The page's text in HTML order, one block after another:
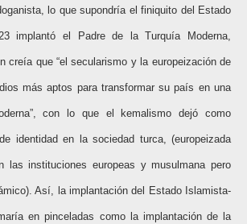
lo que supondría el finiquito del Estado
implantó el Padre de la Turquía Moderna,
creía que “el secularismo y la europeización de
más aptos para transformar su país en una
con lo que el kemalismo dejó como
identidad en la sociedad turca, (europeizada
las instituciones europeas y musulmana pero
Así, la implantación del Estado Islamista-
en pinceladas como la implantación de la